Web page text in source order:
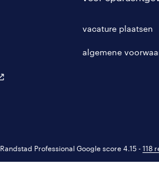
vacature plaatsen
algemene
Randstad Professional Google score 4.15 - 118